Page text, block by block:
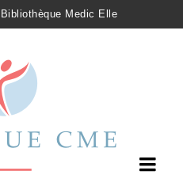
Bibliothèque Medic Elle